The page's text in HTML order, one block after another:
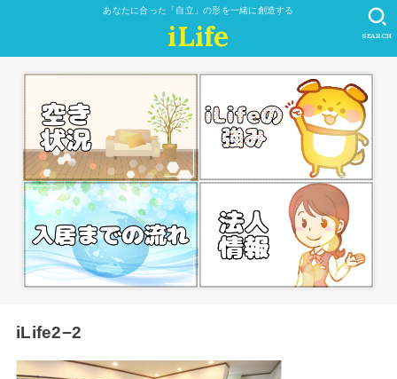
あなたに合った「自立」の形を一緒に創造する
iLife SEARCH
iLife2−2